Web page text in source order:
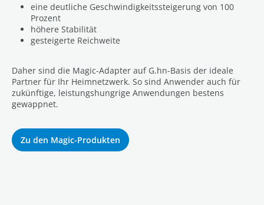
eine deutliche Geschwindigkeitssteigerung von 100
Prozent
höhere Stabilität
gesteigerte Reichweite
Daher sind die Magic-Adapter auf G.hn-Basis der ideale
Partner für Ihr Heimnetzwerk. So sind Anwender auch für
zukünftige, leistungshungrige Anwendungen bestens
gewappnet.
Zu den Magic-Produkten